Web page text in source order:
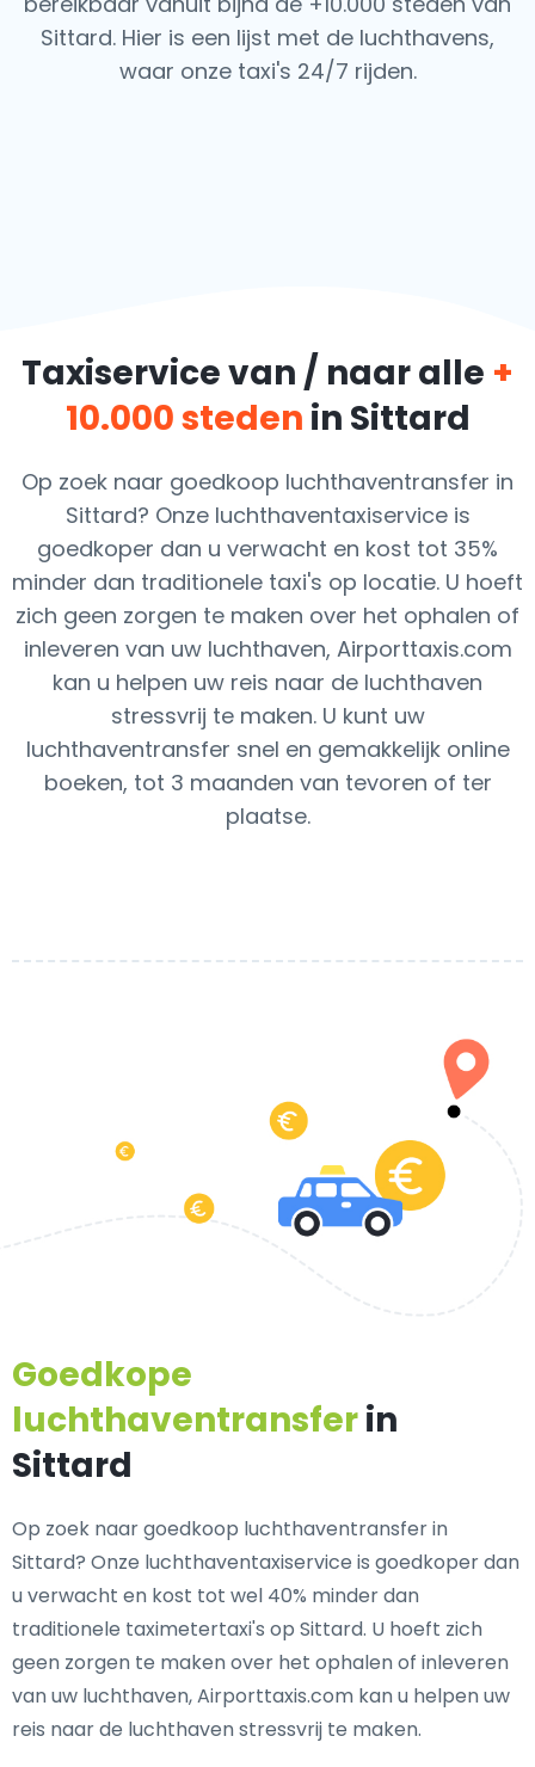
Sittard. Hier is een lijst met de luchthavens,
waar onze taxi's 24/7 rijden.
Taxiservice van / naar alle +
10.000 steden in Sittard
Op zoek naar goedkoop luchthaventransfer in
Sittard? Onze luchthaventaxiservice is
goedkoper dan u verwacht en kost tot 35%
minder dan traditionele taxi's op locatie. U hoeft
zich geen zorgen te maken over het ophalen of
inleveren van uw luchthaven, Airporttaxis.com
kan u helpen uw reis naar de luchthaven
stressvrij te maken. U kunt uw
luchthaventransfer snel en gemakkelijk online
boeken, tot 3 maanden van tevoren of ter
plaatse.
Goedkope
luchthaventransferin
Sittard
Op zoek naar goedkoop luchthaventransfer in
Sittard? Onze luchthaventaxiservice is goedkoper dan
u verwacht en kost tot wel 40% minder dan
traditionele taximetertaxi's op Sittard. U hoeft zich
geen zorgen te maken over het ophalen of inleveren
van uw luchthaven, Airporttaxis.com kan u helpen uw
reis naar de luchthaven stressvrij te maken.